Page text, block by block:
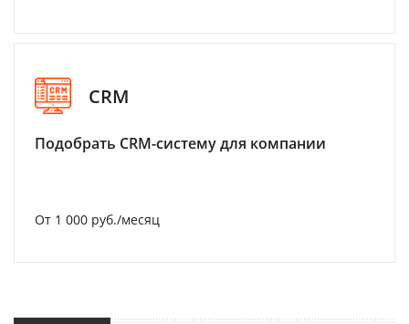
CRM
Подобрать CRM-систему для компании
От 1 000 руб./месяц